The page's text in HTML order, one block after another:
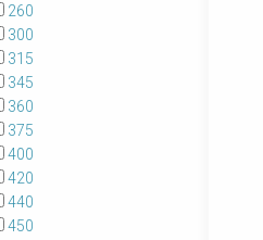
260
300
315
345
360
375
400
420
440
450